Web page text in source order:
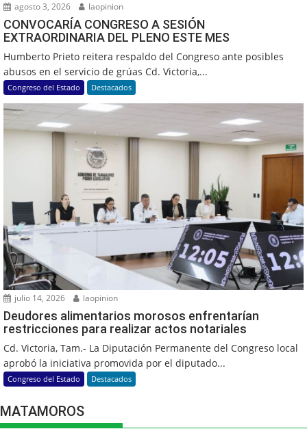
agosto 3, 2026 laopinion
CONVOCARÍA CONGRESO A SESIÓN
EXTRAORDINARIA DEL PLENO ESTE MES
Humberto Prieto reitera respaldo del Congreso ante posibles
abusos en el servicio de grúas Cd. Victoria,...
Congreso del Estado Destacados
julio 14, 2026 laopinion
Deudores alimentarios morosos enfrentarían
restricciones para realizar actos notariales
Cd. Victoria, Tam.- La Diputación Permanente del Congreso local
aprobó la iniciativa promovida por el diputado...
Congreso del Estado Destacados
MATAMOROS